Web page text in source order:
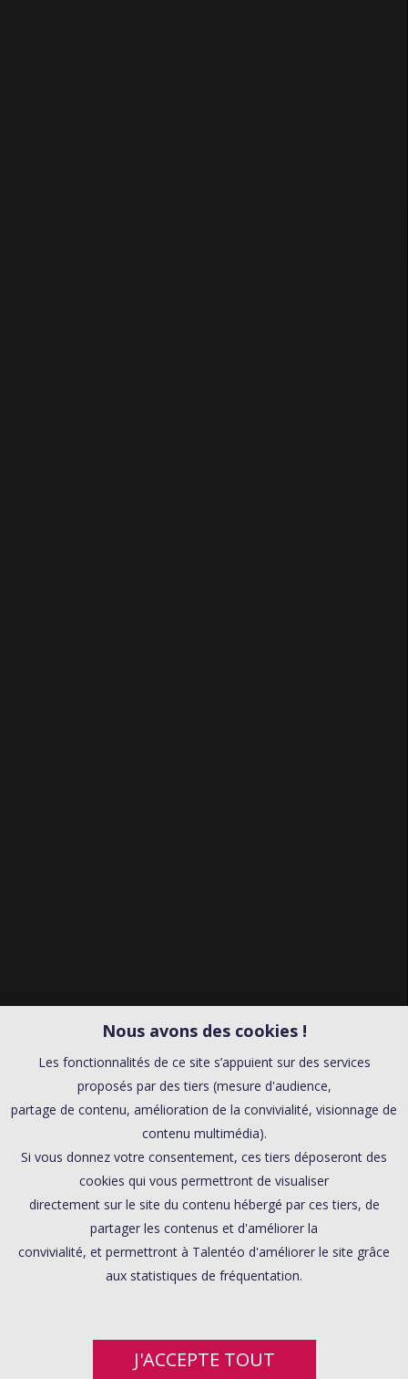
Nous avons des cookies !
Les fonctionnalités de ce site s’appuient sur des services
proposés par des tiers (mesure d'audience,
partage de contenu, amélioration de la convivialité, visionnage de
contenu multimédia).
Si vous donnez votre consentement, ces tiers déposeront des
cookies qui vous permettront de visualiser
directement sur le site du contenu hébergé par ces tiers, de
partager les contenus et d'améliorer la
convivialité, et permettront à Talentéo d'améliorer le site grâce
aux statistiques de fréquentation.
J'ACCEPTE TOUT